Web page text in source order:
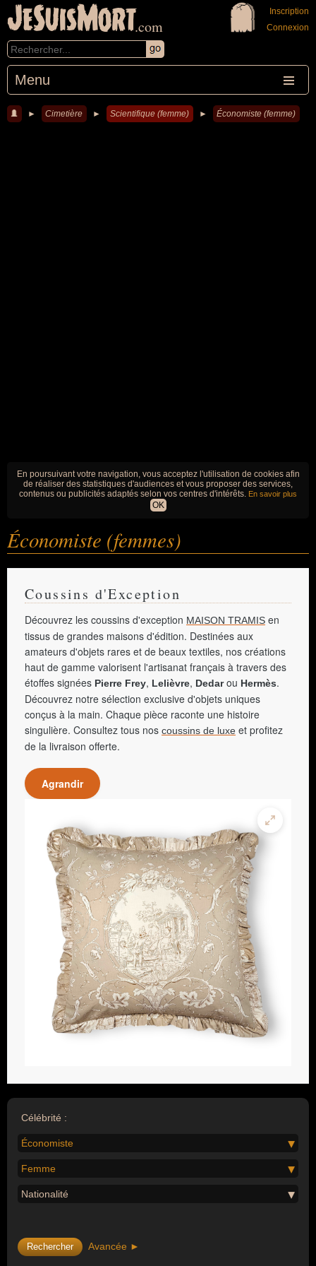
JeSuisMort.com
Menu
Inscription
Connexion
► Cimetière ► Scientifique (femme) ► Économiste (femme)
En poursuivant votre navigation, vous acceptez l'utilisation de cookies afin
de réaliser des statistiques d'audiences et vous proposer des services,
contenus ou publicités adaptés selon vos centres d'intérêts. En savoir plus
OK
Économiste (femmes)
Coussins d'Exception
Découvrez les coussins d'exception MAISON TRAMIS en
tissus de grandes maisons d'édition. Destinées aux
amateurs d'objets rares et de beaux textiles, nos créations
haut de gamme valorisent l'artisanat français à travers des
étoffes signées Pierre Frey, Lelièvre, Dedarou Hermès.
Découvrez notre sélection exclusive d'objets uniques
conçus à la main. Chaque pièce raconte une histoire
singulière. Consultez tous nos coussins de luxe et profitez
de la livraison offerte.
Agrandir
Célébrité :
Économiste
Femme
Nationalité
Avancée ►